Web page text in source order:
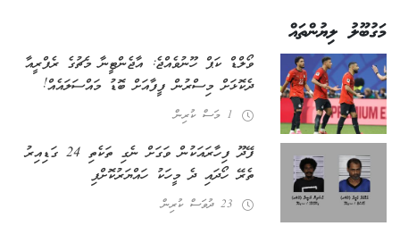
މަގުބޫލު ލިޔުންތައް
ވޯލްޑް ކަޕް ހޫނުވެއްޖެ: އާޖެންޓީނާ މެޗުގެ ރެފްރީއާ
ދެކޮޅަށް މިސްރުން ފީފާއަށް ބޮޑު މައްސަލައެއް!
1 މަސް ކުރިން
ފޭދޫ ފިހާރައަކުން ވަގަށް ނެގި ތަކެތި 24 ގަޑިއިރު
ތެރޭ ހޯދައި ދެ މީހަކު ހައްޔަރުކޮށްފި
23 ދުވަސް ކުރިން